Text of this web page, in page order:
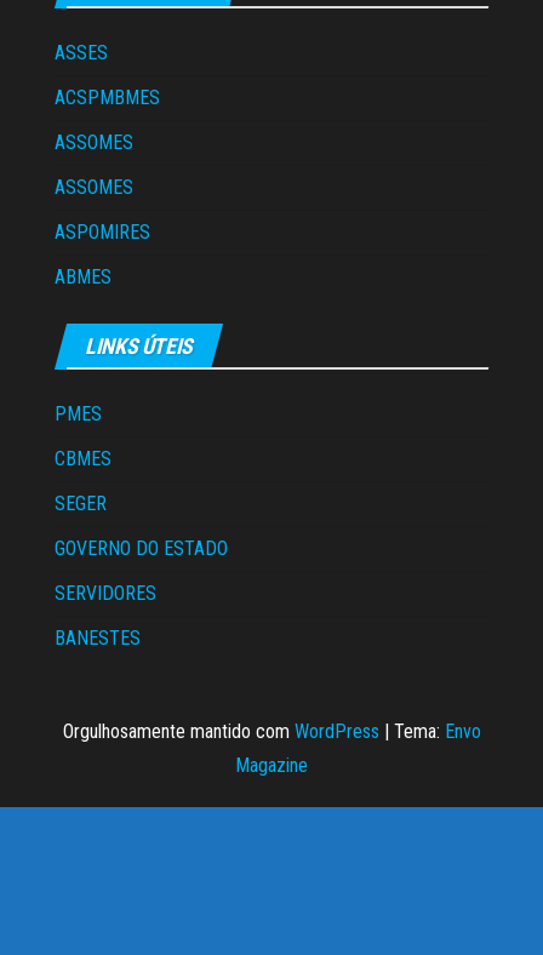
ASSES
ACSPMBMES
ASSOMES
ASSOMES
ASPOMIRES
ABMES
LINKS ÚTEIS
PMES
CBMES
SEGER
GOVERNO DO ESTADO
SERVIDORES
BANESTES
Orgulhosamente mantido com WordPress Tema: Envo
Magazine